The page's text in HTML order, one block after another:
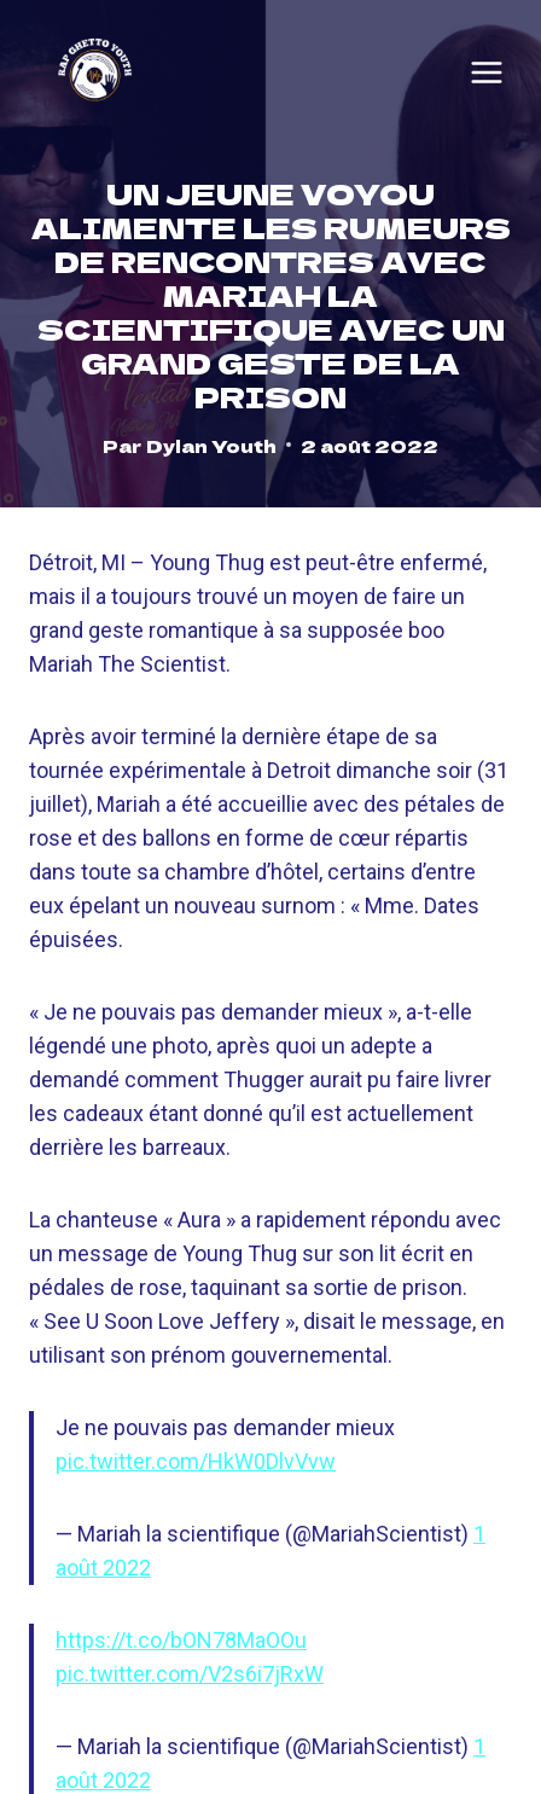
content
UN JEUNE VOYOU
ALIMENTE LES RUMEURS
DE RENCONTRES AVEC
MARIAH LA
SCIENTIFIQUE AVEC UN
GRAND GESTE DE LA
PRISON
Par Dylan Youth 2 août 2022
Détroit, MI – Young Thug est peut-être enfermé,
mais il a toujours trouvé un moyen de faire un
grand geste romantique à sa supposée boo
Mariah The Scientist.
Après avoir terminé la dernière étape de sa
tournée expérimentale à Detroit dimanche soir (31
juillet), Mariah a été accueillie avec des pétales de
rose et des ballons en forme de cœur répartis
dans toute sa chambre d’hôtel, certains d’entre
eux épelant un nouveau surnom : « Mme. Dates
épuisées.
« Je ne pouvais pas demander mieux », a-t-elle
légendé une photo, après quoi un adepte a
demandé comment Thugger aurait pu faire livrer
les cadeaux étant donné qu’il est actuellement
derrière les barreaux.
La chanteuse « Aura » a rapidement répondu avec
un message de Young Thug sur son lit écrit en
pédales de rose, taquinant sa sortie de prison.
« See U Soon Love Jeffery », disait le message, en
utilisant son prénom gouvernemental.
Je ne pouvais pas demander mieux
pic.twitter.com/HkW0DlvVvw
— Mariah la scientifique (@MariahScientist) 1
août 2022
https://t.co/bON78MaOOu
pic.twitter.com/V2s6i7jRxW
— Mariah la scientifique (@MariahScientist) 1
août 2022